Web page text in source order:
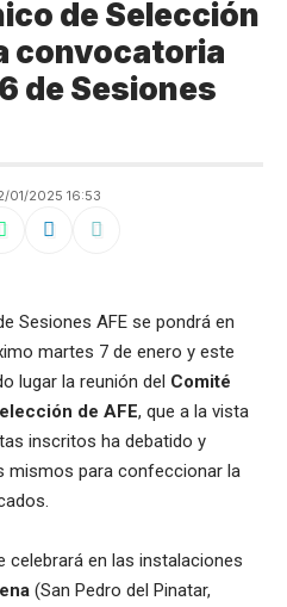
de Selección
convocatoria
de Sesiones
01/2025 16:53
Sesiones AFE se pondrá en
martes 7 de enero y este
lugar la reunión del Comité
de AFE, que a la vista
inscritos ha debatido y
mismos para confeccionar la
celebrará en las instalaciones
(San Pedro del Pinatar,